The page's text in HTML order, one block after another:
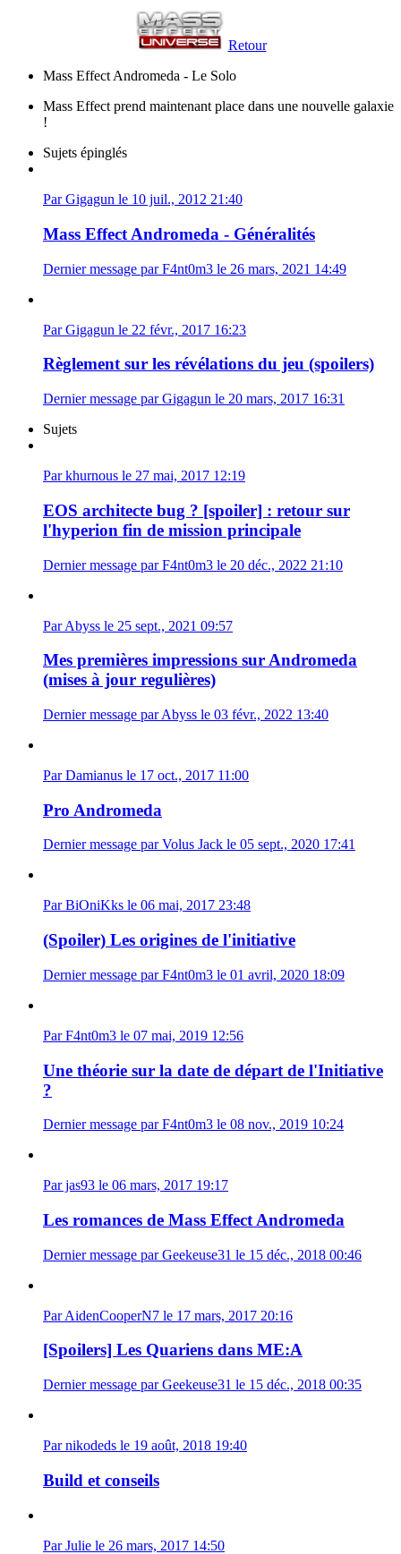
Retour
Mass Effect Andromeda - Le Solo
Mass Effect prend maintenant place dans une nouvelle galaxie
!
Sujets épinglés
Par Gigagun le 10 juil., 2012 21:40
Mass Effect Andromeda - Généralités
Dernier message par F4nt0m3 le 26 mars, 2021 14:49
Par Gigagun le 22 févr., 2017 16:23
Règlement sur les révélations du jeu (spoilers)
Dernier message par Gigagun le 20 mars, 2017 16:31
Sujets
Par khurnous le 27 mai, 2017 12:19
EOS architecte bug ? [spoiler] : retour sur
l'hyperion fin de mission principale
Dernier message par F4nt0m3 le 20 déc., 2022 21:10
Par Abyss le 25 sept., 2021 09:57
Mes premières impressions sur Andromeda
(mises à jour regulières)
Dernier message par Abyss le 03 févr., 2022 13:40
Par Damianus le 17 oct., 2017 11:00
Pro Andromeda
Dernier message par Volus Jack le 05 sept., 2020 17:41
Par BiOniKks le 06 mai, 2017 23:48
(Spoiler) Les origines de l'initiative
Dernier message par F4nt0m3 le 01 avril, 2020 18:09
Par F4nt0m3 le 07 mai, 2019 12:56
Une théorie sur la date de départ de l'Initiative
?
Dernier message par F4nt0m3 le 08 nov., 2019 10:24
Par jas93 le 06 mars, 2017 19:17
Les romances de Mass Effect Andromeda
Dernier message par Geekeuse31 le 15 déc., 2018 00:46
Par AidenCooperN7 le 17 mars, 2017 20:16
[Spoilers] Les Quariens dans ME:A
Dernier message par Geekeuse31 le 15 déc., 2018 00:35
Par nikodeds le 19 août, 2018 19:40
Build et conseils
Par Julie le 26 mars, 2017 14:50